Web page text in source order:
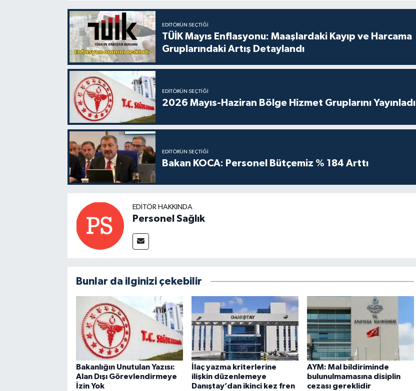
EDITÖRÜN SEÇTIĞI
TÜİK Mayıs Enflasyonu: Maaşlardaki Kayıp ve Harcama
Gruplarındaki Artış Detaylandı
EDITÖRÜN SEÇTIĞI
2026 Mayıs-Haziran Bölge Hizmet Gruplarını Yayınladı
EDITÖRÜN SEÇTIĞI
Bakan KOCA: Personel Bütçemiz % 184 Arttı
EDITÖR HAKKINDA
Personel Sağlık
Bunlar da ilginizi çekebilir
Bakanlığın Unutulan Yazısı:
Alan Dışı Görevlendirmeye
İzin Yok
İlaç yazma kriterlerine
ilişkin düzenlemeye
Danıştay’dan ikinci kez fren
AYM: Mal bildiriminde
bulunulmamasına disiplin
cezası gereklidir